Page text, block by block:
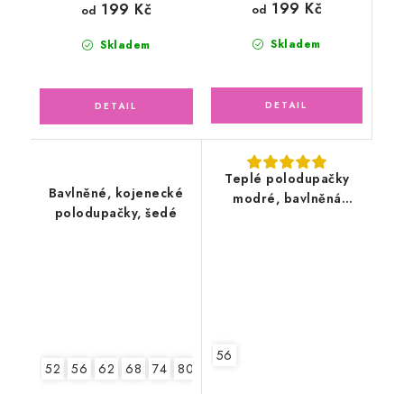
Skladem
od 199 Kč
Skladem
od 199 Kč
Bavlněné, kojenecké
polodupačky, šedé
52 56 62 68 74 80
Teplé polodupačky
modré, bavlněná
56